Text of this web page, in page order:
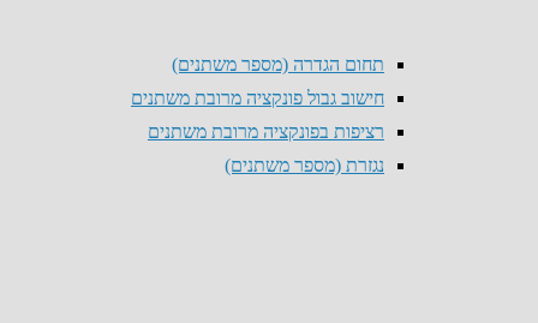
תחום הגדרה (מספר משתנים)
חישוב גבול פונקציה מרובת משתנים
רציפות בפונקציה מרובת משתנים
נגזרת (מספר משתנים)